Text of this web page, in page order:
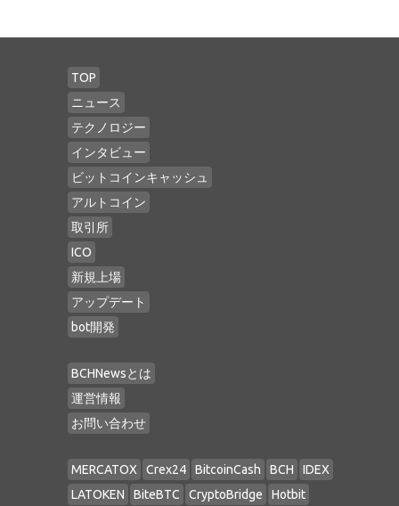
TOP
ニュース
テクノロジー
インタビュー
ビットコインキャッシュ
アルトコイン
取引所
ICO
新規上場
アップデート
bot開発
BCHNewsとは
運営情報
お問い合わせ
MERCATOX Crex24 BitcoinCash BCH
IDEX
LATOKEN
BiteBTC CryptoBridge Hotbit